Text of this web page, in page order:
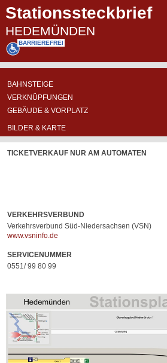
Stationssteckbrief
HEDEMÜNDEN
BARRIEREFREI
BASIS-
INFORMATIONEN
ÜBERSICHTSKARTE
ABFAHRTSPOSITIONEN
BAHNSTEIGE
VERKNÜPFUNGEN
GEBÄUDE & VORPLATZ
NICHT
AN
STATION
BILDER & KARTE
TICKETVERKAUF NUR AM AUTOMATEN
VERKEHRSVERBUND
Verkehrsverbund Süd-Niedersachsen (VSN)
www.vsninfo.de
SERVICENUMMER
0551/ 99 80 99